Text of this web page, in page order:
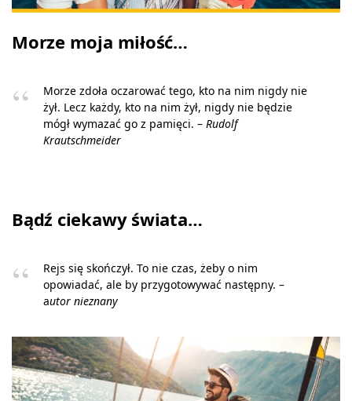
Morze moja miłość…
Morze zdoła oczarować tego, kto na nim nigdy nie
żył. Lecz każdy, kto na nim żył, nigdy nie będzie
mógł wymazać go z pamięci. – Rudolf
Krautschmeider
Bądź ciekawy świata…
Rejs się skończył. To nie czas, żeby o nim
opowiadać, ale by przygotowywać następny. –
autor nieznany